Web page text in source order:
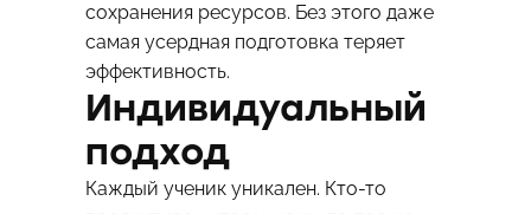
сохранения ресурсов. Без этого даже
самая усердная подготовка теряет
эффективность.
Индивидуальный
подход
Каждый ученик уникален. Кто-то